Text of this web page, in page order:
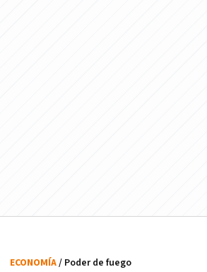
ECONOMÍA/ Poder de fuego